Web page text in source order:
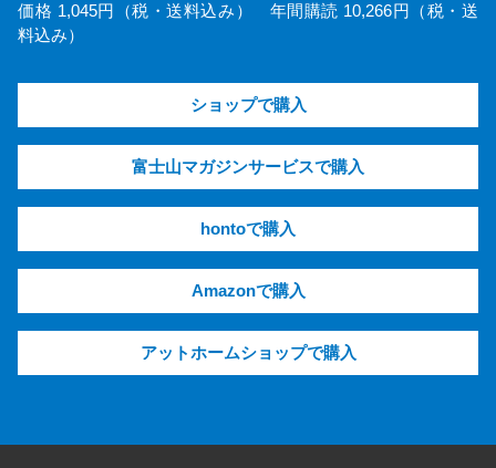
価格 1,045円（税・送料込み） 年間購読 10,266円（税・送
料込み）
ショップで購入
富士山マガジンサービスで購入
hontoで購入
Amazonで購入
アットホームショップで購入